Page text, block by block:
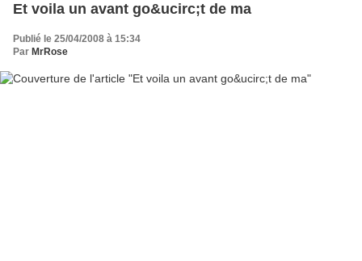
Et voila un avant go&ucirc;t de ma
Publié le 25/04/2008 à 15:34
Par MrRose